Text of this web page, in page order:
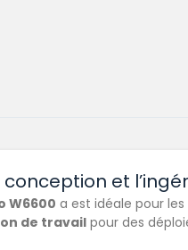
et
W6600 a est idéale pour
de travail pour des